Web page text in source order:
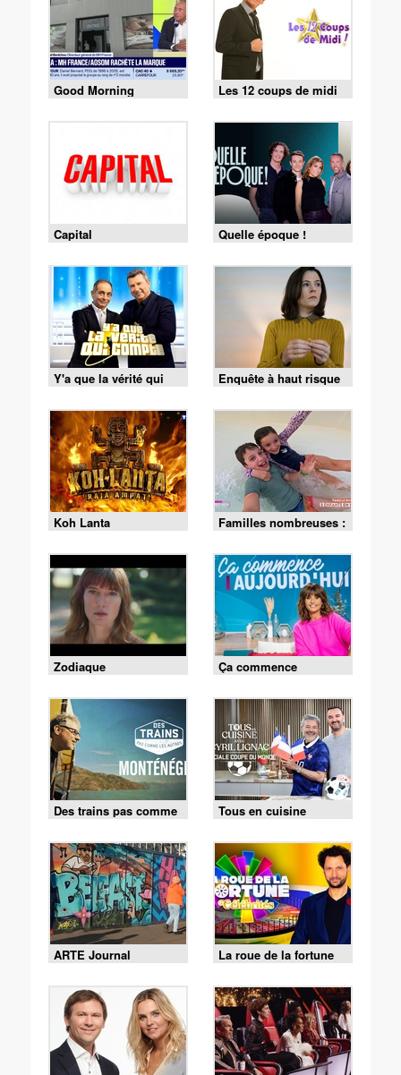
Good Morning
Business
Les 12 coups de midi
Capital Quelle époque !
Y'a que la vérité qui
compte
Enquête à haut risque
Koh Lanta Familles nombreuses :
la vie en XXL
Zodiaque Ça commence
aujourd'hui
Des trains pas comme
les autres
Tous en cuisine
ARTE Journal La roue de la fortune